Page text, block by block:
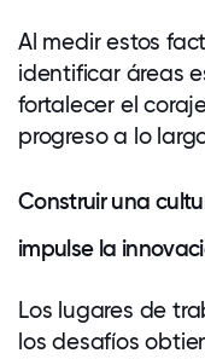
Al medir estos
identificar áreas
fortalecer el
progreso a lo
Construir una
impulse la
Los lugares de
los desafíos